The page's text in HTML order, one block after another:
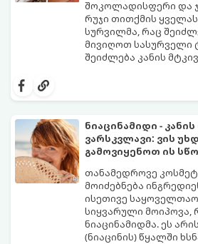
თუ საზოგადოებრივ
რაღაც 2 წუთში
შოკოლადისფერი და
რუჯი თითქმის ყველას
სურვილმა, რაც
მივიღოთ სასურველი
შეიძლება კანის
გამოიმუშაოს
5-დღიანი სქემა
ღრმა, თანაბარი და
კანის ჯანმრთელობის
ნიაცინამიდი -
ვარსკვლავი: ვის
გამოვიყენოთ ის
თანამედროვე
მოიძებნება
ისეთივე
სიყვარული მოიპოვა,
ნიაცინამიდმა. ეს
(ნიაცინის) წყალში